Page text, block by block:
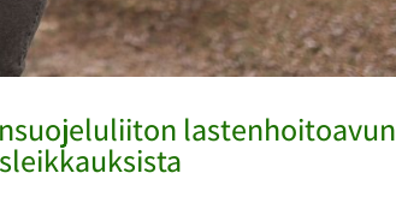
lastenhoitoavun